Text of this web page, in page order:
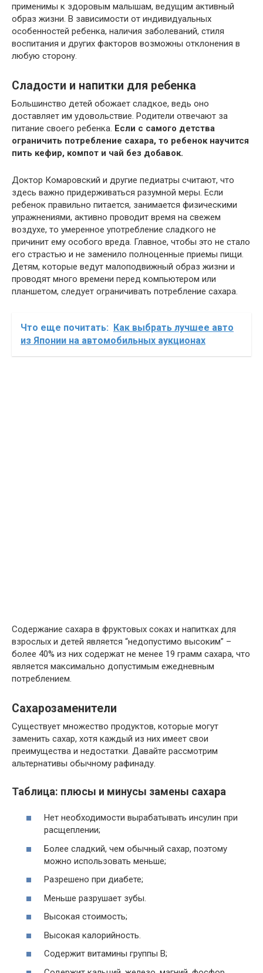
применимы к здоровым малышам, ведущим активный
образ жизни. В зависимости от индивидуальных
особенностей ребенка, наличия заболеваний, стиля
воспитания и других факторов возможны отклонения в
любую сторону.
Сладости и напитки для ребенка
Большинство детей обожает сладкое, ведь оно
доставляет им удовольствие. Родители отвечают за
питание своего ребенка. Если с самого детства
ограничить потребление сахара, то ребенок научится
пить кефир, компот и чай без добавок.
Доктор Комаровский и другие педиатры считают, что
здесь важно придерживаться разумной меры. Если
ребенок правильно питается, занимается физическими
упражнениями, активно проводит время на свежем
воздухе, то умеренное употребление сладкого не
причинит ему особого вреда. Главное, чтобы это не стало
его страстью и не заменило полноценные приемы пищи.
Детям, которые ведут малоподвижный образ жизни и
проводят много времени перед компьютером или
планшетом, следует ограничивать потребление сахара.
Что еще почитать: Как выбрать лучшее авто
из Японии на автомобильных аукционах
Содержание сахара в фруктовых соках и напитках для
взрослых и детей является “недопустимо высоким” –
более 40% из них содержат не менее 19 грамм сахара, что
является максимально допустимым ежедневным
потреблением.
Сахарозаменители
Существует множество продуктов, которые могут
заменить сахар, хотя каждый из них имеет свои
преимущества и недостатки. Давайте рассмотрим
альтернативы обычному рафинаду.
Таблица: плюсы и минусы замены сахара
Нет необходимости вырабатывать инсулин при
расщеплении;
Более сладкий, чем обычный сахар, поэтому
можно использовать меньше;
Разрешено при диабете;
Меньше разрушает зубы.
Высокая стоимость;
Высокая калорийность.
Содержит витамины группы В;